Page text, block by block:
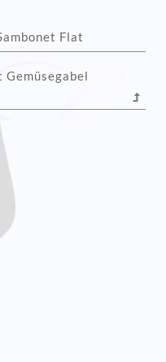
Flat
Gemüsegabel